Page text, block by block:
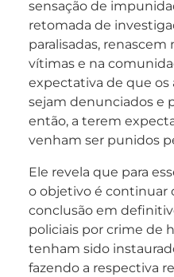
sensação de
retomada de
paralisadas, renascem
vítimas e na
expectativa de que os
sejam denunciados e
então, a terem
venham ser punidos
Ele revela que para
o objetivo é continuar
conclusão em
policiais por crime de
tenham sido
fazendo a respectiva